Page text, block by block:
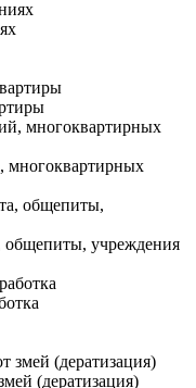
многоквартирных
общепиты, учреждения
(дератизация)